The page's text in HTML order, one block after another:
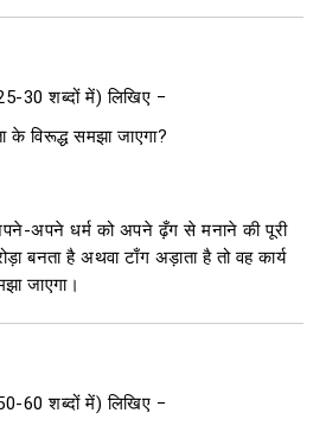
30शब्दों में)लिखिए −
के विरूद्ध समझा जाएगा?
अपने धर्म को अपने ढ़ँग से मनाने की पूरी
बनता है अथवा टाँग अड़ाता है तो वह कार्य
जाएगा।
60शब्दों में)लिखिए −